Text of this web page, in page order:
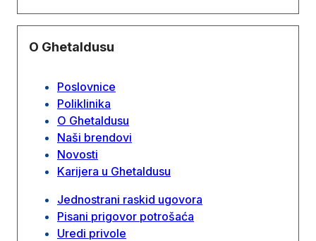
O Ghetaldusu
Poslovnice
Poliklinika
O Ghetaldusu
Naši brendovi
Novosti
Karijera u Ghetaldusu
Jednostrani raskid ugovora
Pisani prigovor potrošaća
Uredi privole